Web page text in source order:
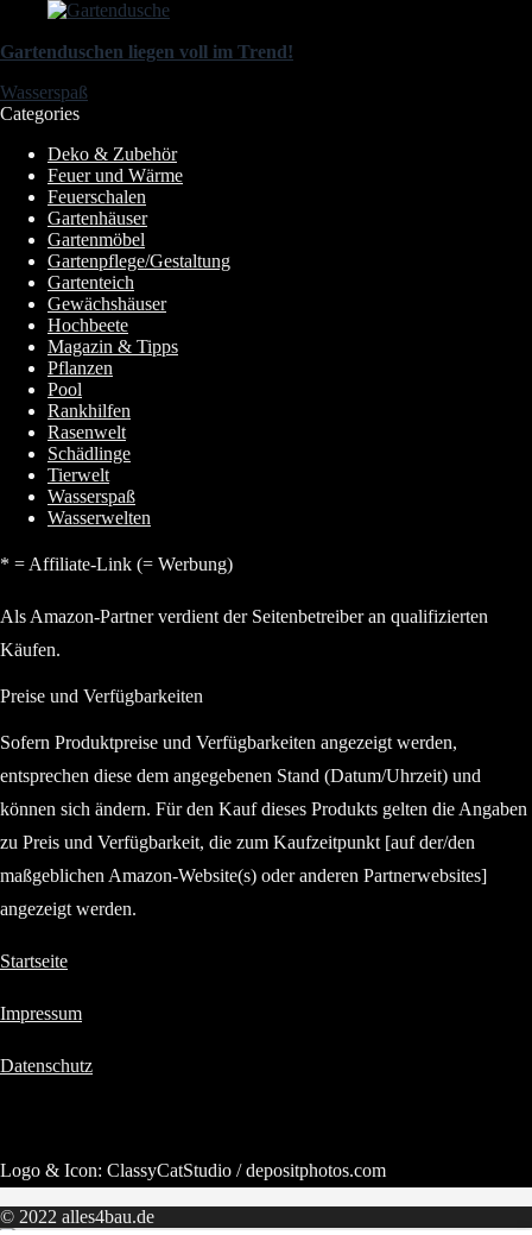
Gartenduschen liegen voll im Trend!
Wasserspaß
Categories
Deko & Zubehör
Feuer und Wärme
Feuerschalen
Gartenhäuser
Gartenmöbel
Gartenpflege/Gestaltung
Gartenteich
Gewächshäuser
Hochbeete
Magazin & Tipps
Pflanzen
Pool
Rankhilfen
Rasenwelt
Schädlinge
Tierwelt
Wasserspaß
Wasserwelten
* = Affiliate-Link (= Werbung)
Als Amazon-Partner verdient der Seitenbetreiber an qualifizierten
Käufen.
Preise und Verfügbarkeiten
Sofern Produktpreise und Verfügbarkeiten angezeigt werden,
entsprechen diese dem angegebenen Stand (Datum/Uhrzeit) und
können sich ändern. Für den Kauf dieses Produkts gelten die Angaben
zu Preis und Verfügbarkeit, die zum Kaufzeitpunkt [auf der/den
maßgeblichen Amazon-Website(s) oder anderen Partnerwebsites]
angezeigt werden.
Startseite
Impressum
Datenschutz
Logo & Icon: ClassyCatStudio / depositphotos.com
© 2022 alles4bau.de